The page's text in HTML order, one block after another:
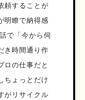
頼することが
明瞭で納得感
で「今から伺
き時間通り作
ロの仕事だと
ちょっとだけ
がリサイクル